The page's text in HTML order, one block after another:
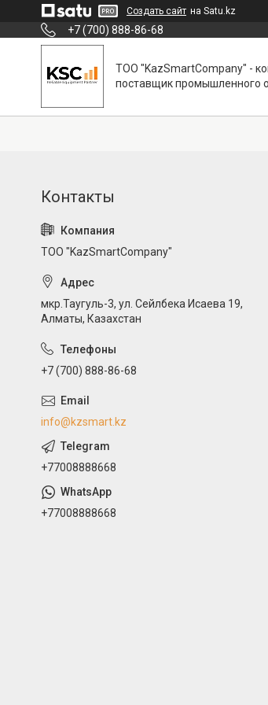
Создать сайт на Satu.kz
+7 (700) 888-86-68
ТОО "KazSmartCompany" -
поставщик промышленного
ТОО "KazSmartCompany"
мкр.Таугуль-3, ул. Сейлбека Исаева 19,
Алматы, Казахстан
+7 (700) 888-86-68
info@kzsmart.kz
+77008888668
+77008888668